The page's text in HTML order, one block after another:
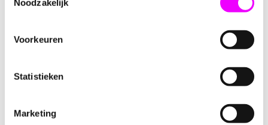
Noodzakelijk
Voorkeuren
Statistieken
Marketing
Geschikt voor elke gelegenheid
Of je nu een verjaardag, bruiloft, babyshower of een
andere feestelijke gelegenheid viert, de Plexi Paraplu
heerlijke snoepjes, maar ook een uniek en charmant
cadeau-idee.
Productdetails